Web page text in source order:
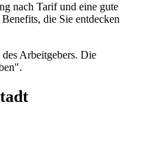
nach Tarif und eine gute
die Sie entdecken
Arbeitgebers. Die